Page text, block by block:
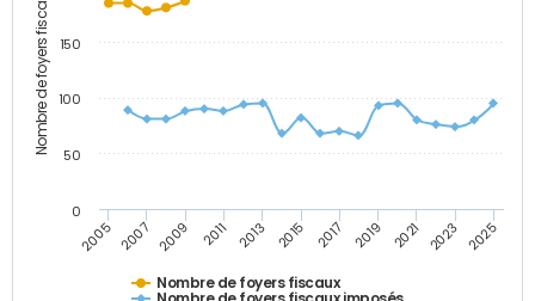
Nombre de foyers fiscaux
Nombre de foyers fiscaux
2005 2007 2009 2011 2013 2015 2017 2019 2021 2023 2025
0
50
100
150